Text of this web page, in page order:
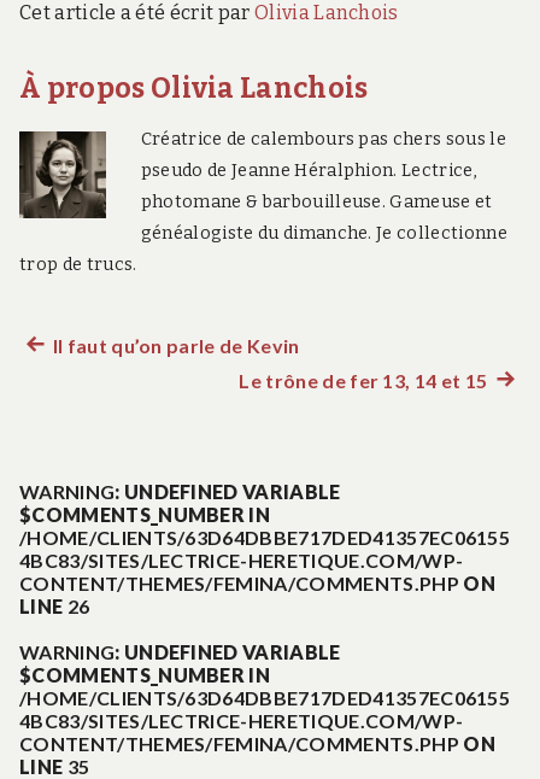
Cet article a été écrit par Olivia Lanchois
À propos Olivia Lanchois
Créatrice de calembours pas chers sous le
pseudo de Jeanne Héralphion. Lectrice,
photomane & barbouilleuse. Gameuse et
généalogiste du dimanche. Je collectionne
trop de trucs.
l’article
Article
Il faut qu’on parle de Kevin
Le trône de fer 13, 14 et 15
WARNING: UNDEFINED VARIABLE
$COMMENTS_NUMBER IN
/HOME/CLIENTS/63D64DBBE717DED41357EC06155
4BC83/SITES/LECTRICE-HERETIQUE.COM/WP-
CONTENT/THEMES/FEMINA/COMMENTS.PHP ON
LINE 26
WARNING: UNDEFINED VARIABLE
$COMMENTS_NUMBER IN
/HOME/CLIENTS/63D64DBBE717DED41357EC06155
4BC83/SITES/LECTRICE-HERETIQUE.COM/WP-
CONTENT/THEMES/FEMINA/COMMENTS.PHP ON
LINE 35